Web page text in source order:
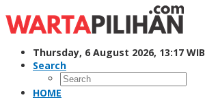
to
content
Thursday, 6 August 2026, 13:17 WIB
Search
HOME